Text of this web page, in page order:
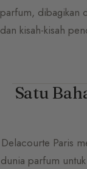
parfum, dibagikan
dan kisah-kisah
Satu
Delacourte Paris
dunia parfum